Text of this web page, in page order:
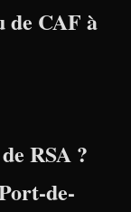
de CAF à
RSA ?
de-